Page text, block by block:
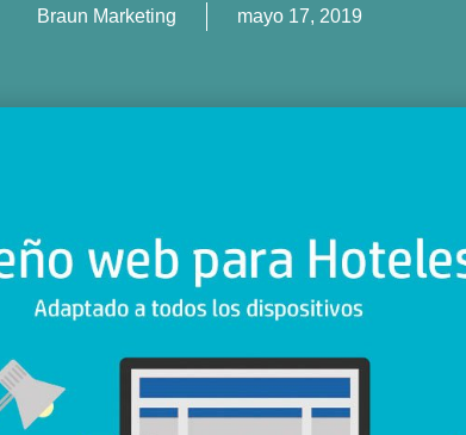
Braun Marketing mayo 17, 2019